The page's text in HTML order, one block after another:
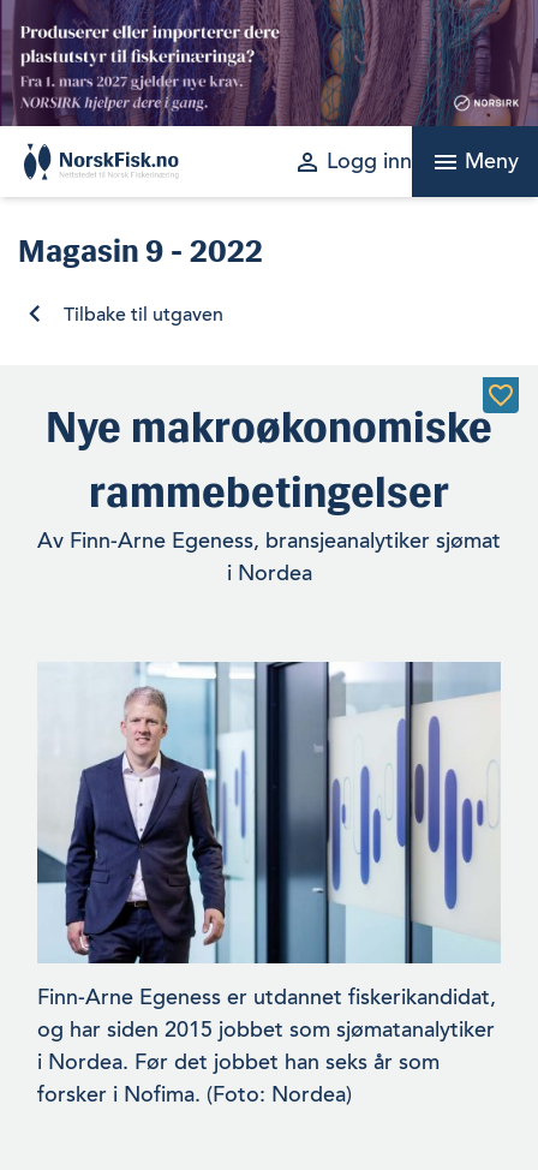
Skip
content
perm_identity Logg inn menu Meny
Magasin9 - 2022
Tilbake til utgaven
Nye makroøkonomiske
rammebetingelser
Av Finn-Arne Egeness, bransjeanalytiker sjømat
i Nordea
Finn-Arne Egeness er utdannet fiskerikandidat,
og har siden 2015 jobbet som sjømatanalytiker
i Nordea. Før det jobbet han seks år som
forsker i Nofima. (Foto: Nordea)